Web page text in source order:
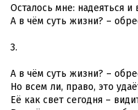
Осталось мне: надеяться и
А в чём суть жизни? –
3.
А в чём суть жизни? –
Но всем ли, право, это
Её как свет сегодня –